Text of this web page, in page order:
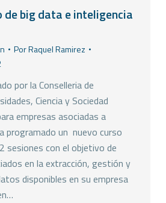
big data e inteligencia
PorRaquel Ramirez
por la Conselleria de
Ciencia y Sociedad
empresas asociadas a
programado un nuevo curso
sesiones con el objetivo de
en la extracción, gestión y
disponibles en su empresa